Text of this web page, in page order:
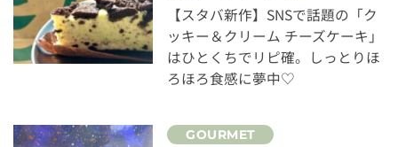
【スタバ新作】SNSで話題の「ク
ッキー＆クリーム チーズケーキ」
はひとくちでリピ確。しっとりほ
ろほろ食感に夢中♡